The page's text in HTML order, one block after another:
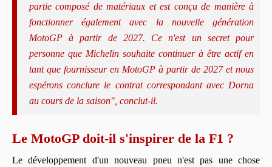
partie composé de matériaux et est conçu de manière à
fonctionner également avec la nouvelle génération
MotoGP à partir de 2027. Ce n'est un secret pour
personne que Michelin souhaite continuer à être actif en
tant que fournisseur en MotoGP à partir de 2027 et nous
espérons conclure le contrat correspondant avec Dorna
au cours de la saison", conclut-il.
Le MotoGP doit-il s'inspirer de la F1 ?
Le développement d'un nouveau pneu n'est pas une chose